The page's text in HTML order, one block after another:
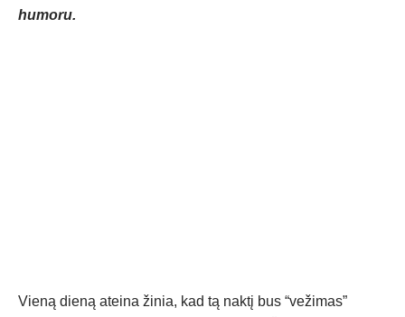
humoru.
Vieną dieną ateina žinia, kad tą naktį bus “vežimas”